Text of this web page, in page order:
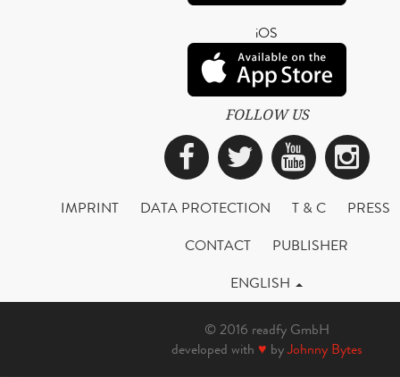
iOS
FOLLOW US
Facebook
Twitter
IMPRINT DATA PROTECTION T & C
PRESS
CONTACT
PUBLISHER
ENGLISH
© 2016 readfy GmbH
developed with ♥ byJohnny Bytes